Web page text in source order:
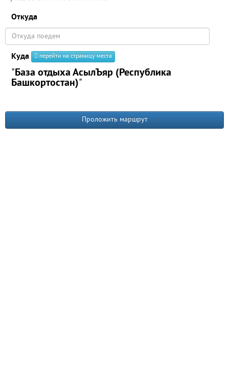
Откуда
Куда перейти на страницу места
"База отдыха АсылЪяр (Республика
Башкортостан)"
Проложить маршрут